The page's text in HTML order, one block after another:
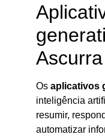
Ascurra
Os aplicativos
inteligência
resumir,
automatizar